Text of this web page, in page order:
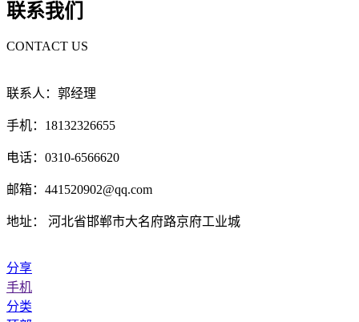
联系我们
CONTACT US
联系人：郭经理
手机：18132326655
电话：0310-6566620
邮箱：441520902@qq.com
地址： 河北省邯郸市大名府路京府工业城
分享
手机
分类